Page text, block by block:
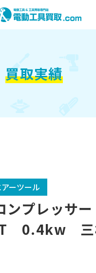
買取実績
ーツール
プレッサ
0.4kw 三